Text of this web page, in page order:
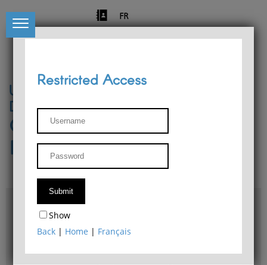
FR
University of Liège
Départment of Philosophy
Center for Phenomenological
Research
Access & maps
Philosophy Department Library
Restricted Access
Show
Back | Home | Français